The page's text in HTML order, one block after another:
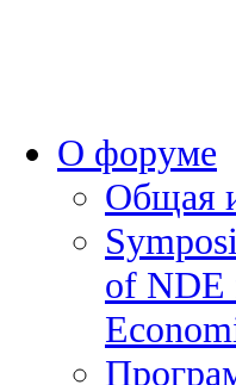
О форуме
Общая
of NDE